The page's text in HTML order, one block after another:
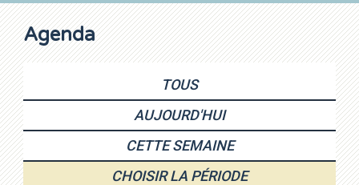
Contacts
Agenda
TOUS
AUJOURD'HUI
CETTE SEMAINE
CHOISIR LA PÉRIODE